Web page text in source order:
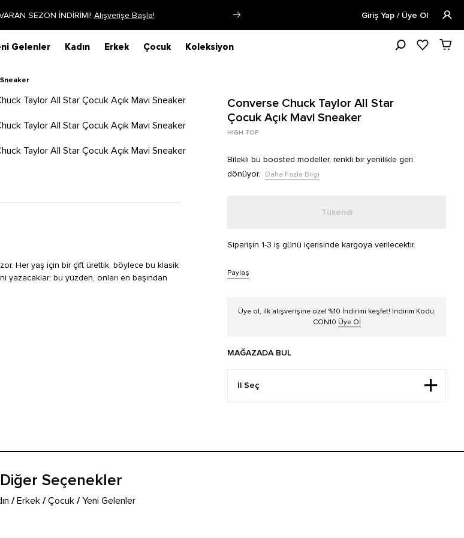
içerisinde kargoya verilecektir.Daha Fazla Bilgi Öğrencilere Özel Tüm Ürünlerde
Giriş Yap / Üye Ol
Gelenler Kadın Erkek Çocuk Koleksiyon
Her yaş için bir çift ürettik, böylece bu klasik
yazacaklar; bu yüzden, onları en başından
Converse Chuck Taylor All Star
Çocuk Açık Mavi Sneaker
HIGH TOP
Bilekli bu boosted modeller, renkli bir yenilikle geri
dönüyor.
Daha Fazla Bilgi
Tükendi
Siparişin 1-3 iş günü içerisinde kargoya verilecektir.
Paylaş
Üye ol, ilk alışverişine özel %10 İndirimi keşfet! İndirim Kodu:
CON10 Üye Ol
MAĞAZADA BUL
Diğer Seçenekler
/Erkek /Çocuk /Yeni Gelenler